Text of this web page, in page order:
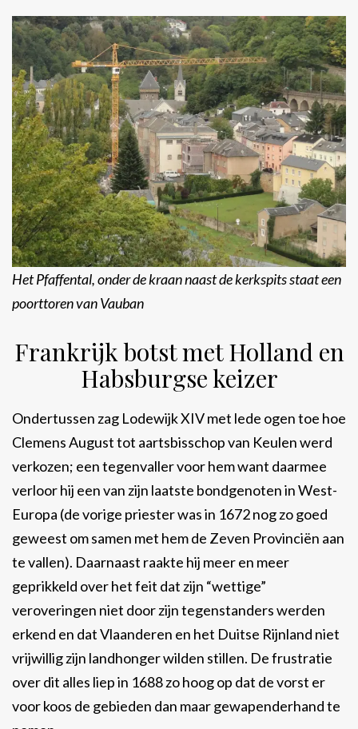
Het Pfaffental, onder de kraan naast de kerkspits staat een
poorttoren van Vauban
Frankrijk botst met Holland en
Habsburgse keizer
Ondertussen zag Lodewijk XIV met lede ogen toe hoe
Clemens August tot aartsbisschop van Keulen werd
verkozen; een tegenvaller voor hem want daarmee
verloor hij een van zijn laatste bondgenoten in West-
Europa (de vorige priester was in 1672 nog zo goed
geweest om samen met hem de Zeven Provinciën aan
te vallen). Daarnaast raakte hij meer en meer
geprikkeld over het feit dat zijn “wettige”
veroveringen niet door zijn tegenstanders werden
erkend en dat Vlaanderen en het Duitse Rijnland niet
vrijwillig zijn landhonger wilden stillen. De frustratie
over dit alles liep in 1688 zo hoog op dat de vorst er
voor koos de gebieden dan maar gewapenderhand te